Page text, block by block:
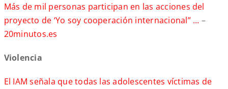
Más de mil personas participan en las acciones del
proyecto de ‘Yo soy cooperación internacional” … –
20minutos.es
Violencia
El IAM señala que todas las adolescentes víctimas de